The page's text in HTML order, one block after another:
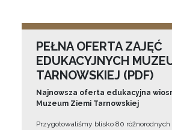
PEŁNA OFERTA ZAJĘĆ
EDUKACYJNYCH
TARNOWSKIEJ (PDF)
Najnowsza oferta edukacyjna
Muzeum Ziemi Tarnowskiej
Przygotowaliśmy blisko 80